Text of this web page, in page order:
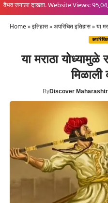
वैभव जगाला दाखवा. Website Views:
Home»इतिहास»अपरिचित इतिहास»या
या मराठा योध्यामुळे
ByDiscover